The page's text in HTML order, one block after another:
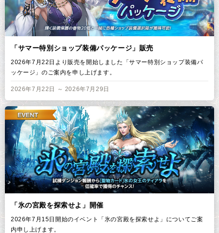
「サマー特別ショップ装備パッケージ」販売
2026年7月22日より販売を開始しました「サマー特別ショップ装備パ
ッケージ」のご案内を申し上げます。
2026年7月22日 ～ 2026年7月29日
「氷の宮殿を探索せよ」開催
2026年7月15日開始のイベント「氷の宮殿を探索せよ」についてご案
内申し上げます。